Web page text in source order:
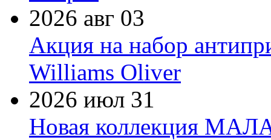
2026 авг 03
Акция на набор
Williams Oliver
2026 июл 31
Новая коллекция